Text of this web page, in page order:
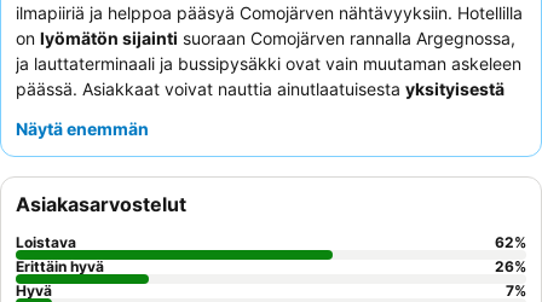
ilmapiiriä ja helppoa pääsyä Comojärven nähtävyyksiin. Hotellilla
on lyömätön sijainti suoraan Comojärven rannalla Argegnossa,
ja lauttaterminaali ja bussipysäkki ovat vain muutaman askeleen
päässä. Asiakkaat voivat nauttia ainutlaatuisesta yksityisestä
pääsyn järvelle. Huomaavainen ja ammattitaitoinen henkilökunta
kohokohta, tarjoten erinomaisen valikoiman ja tuoreita
vaihtoehtoja upeilla järvinäkymillä. Parhaan kokemuksen
saamiseksi valitse huone, josta on
, jotta voit nauttia
rauhallisesta tunnelmasta ja henkeäsalpaavista maisemista.
Näytä enemmän
Asiakasarvostelut
Loistava 62%
Erittäin hyvä
26%
Hyvä
7%